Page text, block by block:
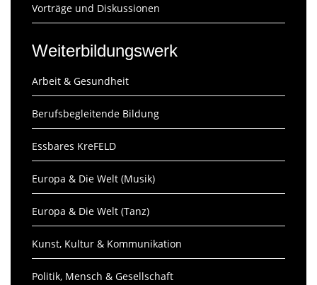
Vorträge und Diskussionen
Weiterbildungswerk
Arbeit & Gesundheit
Berufsbegleitende Bildung
Essbares KreFELD
Europa & Die Welt (Musik)
Europa & Die Welt (Tanz)
Kunst, Kultur & Kommunikation
Politik, Mensch & Gesellschaft